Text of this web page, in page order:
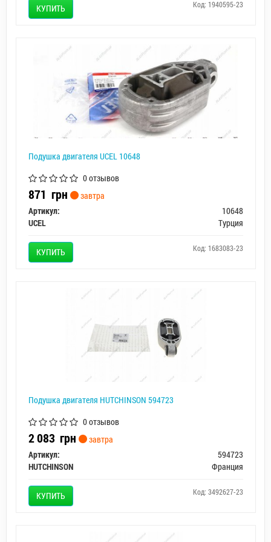
КУПИТЬ Код: 1940595-23
Подушка двигателя UCEL 10648
0 отзывов
871 грн
завтра
Артикул:
10648
UCEL
Турция
КУПИТЬ Код: 1683083-23
Подушка двигателя HUTCHINSON 594723
0 отзывов
2 083 грн
завтра
Артикул:
594723
HUTCHINSON
Франция
КУПИТЬ Код: 3492627-23